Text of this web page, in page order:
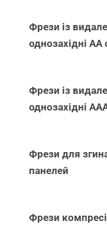
Фрези із
однозахідні АА
Фрези із
однозахідні
Фрези для
панелей
Фрези